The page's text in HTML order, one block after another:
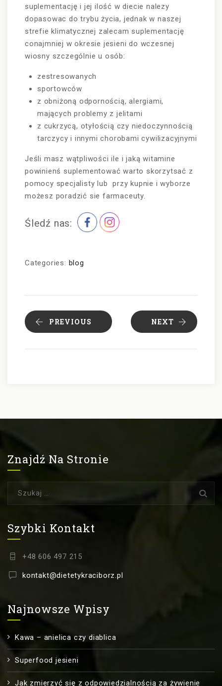
suplementację i jej ilość w diecie nalezy
dopasowac do trybu życia, jednak w naszej
strefie klimatycznej zalecam suplementację
conajmniej w okresie jesieni do wczesnej
wiosny szczególnie u osób:
zestresowanych
sportowców
z obniżoną odpornością, alergiami,
mających problemy z jelitami
z cukrzycą, otyłością czy niedoczynnością
tarczycy i innymi chorobami cywilizacyjnymi
Jeśli masz wątpliwości ile i jaką witamine
powinienś suplementować warto skorzytsać z
pomocy specjalisty lub
przy kupnie i wyborze
możesz poradzić sie farmaceuty.
Śledź nas:
Categories: blog
PREVIOUS NEXT
Znajdź Na Stronie
Szybki Kontakt
+48 606 497 215
kontakt@dietetykraciborz.pl
Najnowsze Wpisy
Kawa – anielica czy diablica
Superfood jesieni
Jak zmierzyć się z odpowiedzialnością za żywienie